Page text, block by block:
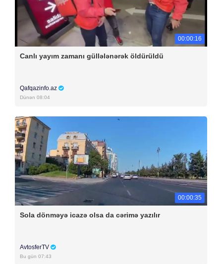
00:00:16
Canlı yayım zamanı güllələnərək öldürüldü
Qafqazinfo.az
Dünən 08:04
00:00:35
Sola dönməyə icazə olsa da cərimə yazılır
AvtosferTV
Bu gün 07:43